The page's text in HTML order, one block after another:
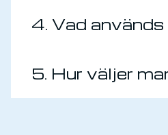
4. Vad
5. Hur väljer